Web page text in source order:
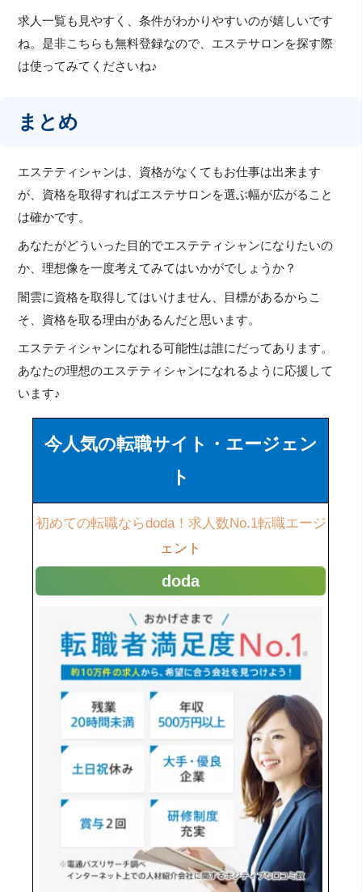
求人一覧も見やすく、条件がわかりやすいのが嬉しいです
ね。是非こちらも無料登録なので、エステサロンを探す際
は使ってみてくださいね♪
まとめ
エステティシャンは、資格がなくてもお仕事は出来ます
が、資格を取得すればエステサロンを選ぶ幅が広がること
は確かです。
あなたがどういった目的でエステティシャンになりたいの
か、理想像を一度考えてみてはいかがでしょうか？
闇雲に資格を取得してはいけません、目標があるからこ
そ、資格を取る理由があるんだと思います。
エステティシャンになれる可能性は誰にだってあります。
あなたの理想のエステティシャンになれるように応援して
います♪
今人気の転職サイト・エージェン
ト
初めての転職ならdoda！求人数No.1転職エージ
ェント
doda